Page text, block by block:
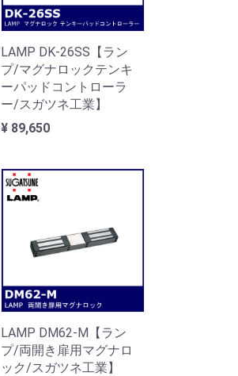
LAMP DK-26SS【ラン
プ/マグナロックテンキ
ーパッドコントローラ
ー/スガツネ工業】
¥ 89,650
LAMP DM62-M【ラン
プ/両開き扉用マグナロ
ック/スガツネ工業】